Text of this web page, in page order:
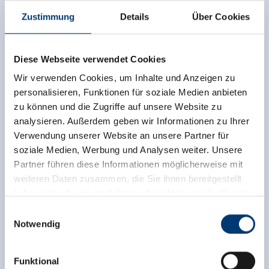
Zustimmung Details Über Cookies
Diese Webseite verwendet Cookies
Wir verwenden Cookies, um Inhalte und Anzeigen zu
personalisieren, Funktionen für soziale Medien anbieten
zu können und die Zugriffe auf unsere Website zu
analysieren. Außerdem geben wir Informationen zu Ihrer
Verwendung unserer Website an unsere Partner für
soziale Medien, Werbung und Analysen weiter. Unsere
Partner führen diese Informationen möglicherweise mit
weiteren Daten zusammen, die Sie ihnen bereitgestellt
Rohr 23// A-6280 Zell am Ziller
Notwendig
Funktional